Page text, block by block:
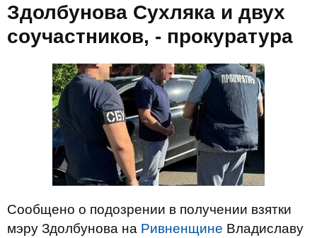
Здолбунова Сухляка и двух
соучастников, - прокуратура
Сообщено о подозрении в получении взятки
мэру Здолбунова на Ривненщине Владиславу